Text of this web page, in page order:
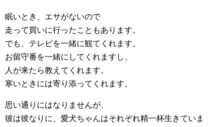
眠いとき、エサがないので
走って買いに行ったこともあります。
でも、テレビを一緒に観てくれます。
お留守番を一緒にしてくれますし、
人が来たら教えてくれます。
寒いときには寄り添ってくれます。
思い通りにはなりませんが、
彼は彼なりに、愛犬ちゃんはそれぞれ精一杯生きていま